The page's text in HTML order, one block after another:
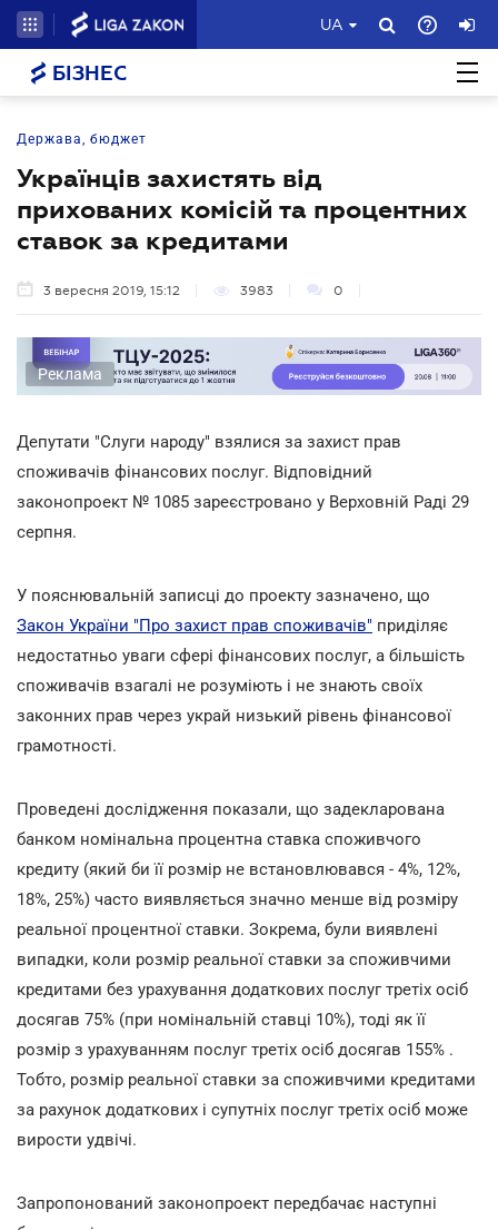
UA
БІЗНЕС
Держава, бюджет
Українців захистять від
прихованих комісій та процентних
ставок за кредитами
3 вересня 2019, 15:12 3983 0
Реклама
Депутати "Слуги народу" взялися за захист прав
споживачів фінансових послуг. Відповідний
законопроект № 1085 зареєстровано у Верховній Раді 29
серпня.
У пояснювальній записці до проекту зазначено, що
Закон України "Про захист прав споживачів" приділяє
недостатньо уваги сфері фінансових послуг, а більшість
споживачів взагалі не розуміють і не знають своїх
законних прав через украй низький рівень фінансової
грамотності.
Проведені дослідження показали, що задекларована
банком номінальна процентна ставка споживчого
кредиту (який би її розмір не встановлювався - 4%, 12%,
18%, 25%) часто виявляється значно менше від розміру
реальної процентної ставки. Зокрема, були виявлені
випадки, коли розмір реальної ставки за споживчими
кредитами без урахування додаткових послуг третіх осіб
досягав 75% (при номінальній ставці 10%), тоді як її
розмір з урахуванням послуг третіх осіб досягав 155% .
Тобто, розмір реальної ставки за споживчими кредитами
за рахунок додаткових і супутніх послуг третіх осіб може
вирости удвічі.
Запропонований законопроект передбачає наступні